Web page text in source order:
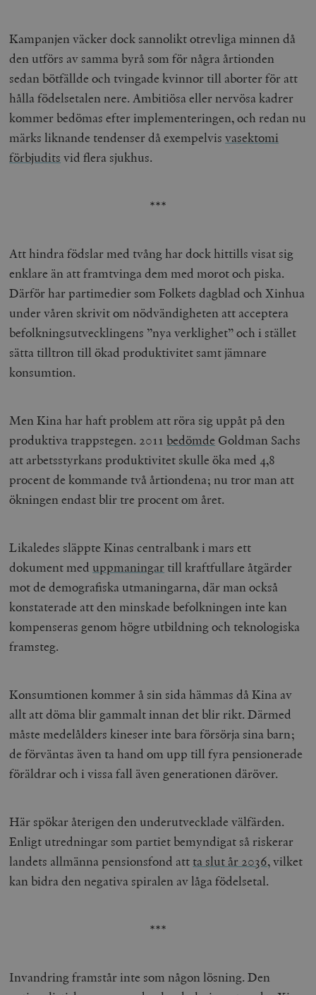
Kampanjen väcker dock sannolikt otrevliga minnen då
den utförs av samma byrå som för några årtionden
sedan bötfällde och tvingade kvinnor till aborter för att
hålla födelsetalen nere. Ambitiösa eller nervösa kadrer
kommer bedömas efter implementeringen, och redan nu
märks liknande tendenser då exempelvisvasektomi
förbjudits vid flera sjukhus.
***
Att hindra födslar med tvång har dock hittills visat sig
enklare än att framtvinga dem med morot och piska.
Därför har partimedier som Folkets dagblad och Xinhua
under våren skrivit om nödvändigheten att acceptera
befolkningsutvecklingens ”nya verklighet” och i stället
sätta tilltron till ökad produktivitet samt jämnare
konsumtion.
Men Kina har haft problem att röra sig uppåt på den
produktiva trappstegen. 2011 bedömde Goldman Sachs
att arbetsstyrkans produktivitet skulle öka med 4,8
procent de kommande två årtiondena; nu tror man att
ökningen endast blir tre procent om året.
Likaledes släppte Kinas centralbank i mars ett
dokument med uppmaningar till kraftfullare åtgärder
mot de demografiska utmaningarna, där man också
konstaterade att den minskade befolkningen inte kan
kompenseras genom högre utbildning och teknologiska
framsteg.
Konsumtionen kommer å sin sida hämmas då Kina av
allt att döma blir gammalt innan det blir rikt. Därmed
måste medelålders kineser inte bara försörja sina barn;
de förväntas även ta hand om upp till fyra pensionerade
föräldrar och i vissa fall även generationen däröver.
Här spökar återigen den underutvecklade välfärden.
Enligt utredningar som partiet bemyndigat så riskerar
landets allmänna pensionsfond att ta slut år 2036, vilket
kan bidra den negativa spiralen av låga födelsetal.
***
Invandring framstår inte som någon lösning. Den